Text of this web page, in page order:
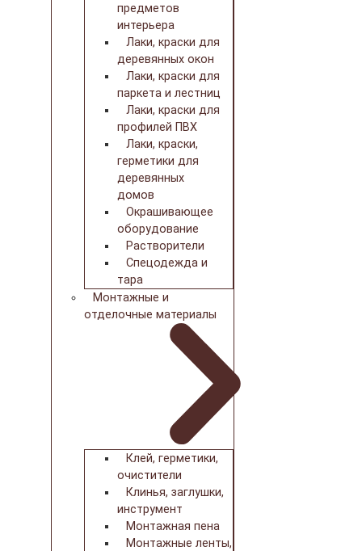
предметов
интерьера
Лаки, краски для
деревянных окон
Лаки, краски для
паркета и лестниц
Лаки, краски для
профилей ПВХ
Лаки, краски,
герметики для
деревянных
домов
Окрашивающее
оборудование
Растворители
Спецодежда и
тара
Монтажные и
отделочные материалы
Клей, герметики,
очистители
Клинья, заглушки,
инструмент
Монтажная пена
Монтажные ленты,